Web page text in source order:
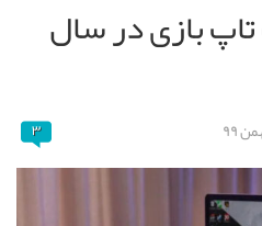
بازی در سال
۳